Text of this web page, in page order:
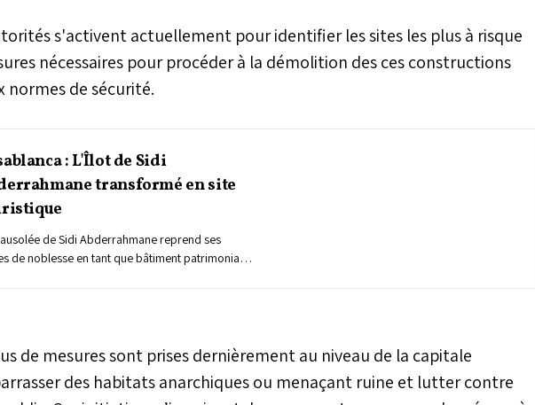
s'activent actuellement pour identifier les sites les plus à risque
nécessaires pour procéder à la démolition des ces constructions
normes de sécurité.
: L'Îlot de Sidi
transformé en site
de Sidi Abderrahmane reprend ses
de noblesse en tant que bâtiment patrimonial
de mesures sont prises dernièrement au niveau de la capitale
des habitats anarchiques ou menaçant ruine et lutter contre